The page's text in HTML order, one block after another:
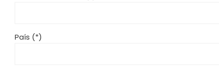
País (*)